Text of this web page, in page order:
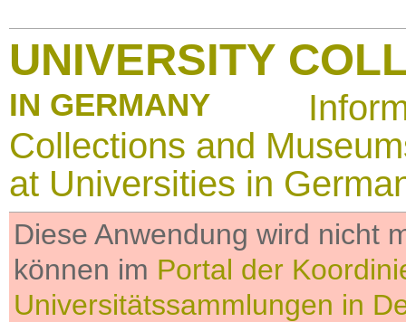
UNIVERSITY
IN GERMANY
Collections and
at Universities in
Diese Anwendung wird nicht
können im Portal der
Universitätssammlungen in